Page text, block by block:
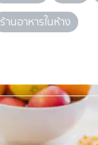
ร้านอาหารในห้าง